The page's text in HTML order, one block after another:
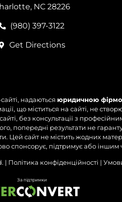
NC 28226
(980) 397-3122
Get Directions
надаються юридичною
що міститься на сайті, не
без консультації з
попередні результати не
Цей сайт не містить жодних
спонсорує, підтримує або іншим
| Політика конфіденційності |
За підтримки